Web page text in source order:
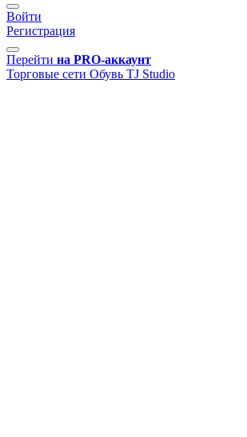
Войти
Регистрация
Перейти на PRO-аккаунт
Торговые сети Обувь TJ Studio